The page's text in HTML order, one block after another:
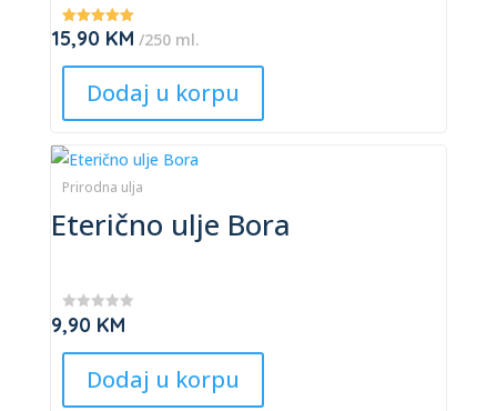
Ocjenjeno
5.00
15,90 KM /250 ml.
The
options
may
on
the
product
Dodaj u korpu
Prirodna ulja
Eterično ulje Bora
★
★
9,90 KM
This
product
has
The
options
may
Dodaj u korpu